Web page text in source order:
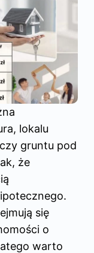
lokalu
gruntu pod
że
się
o
warto